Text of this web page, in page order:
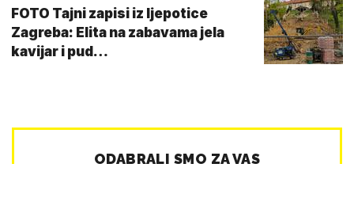
FOTO Tajni zapisi iz ljepotice
Zagreba: Elita na zabavama jela
kavijar i pud…